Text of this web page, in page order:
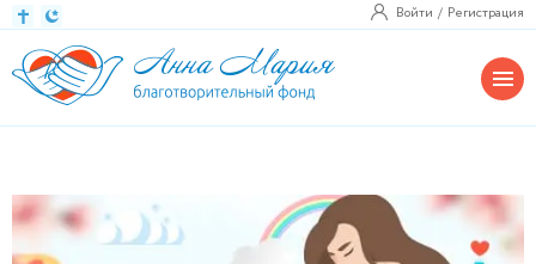
Войти Регистрация